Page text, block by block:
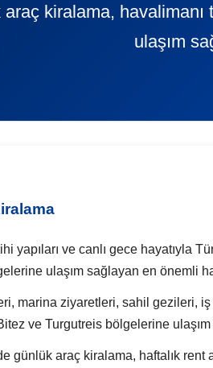
araç kiralama,
ulaşım
yapıları ve canlı gece hayatıyla
ulaşım sağlayan en önemli
marina ziyaretleri, sahil gezileri,
ve Turgutreis bölgelerine
günlük araç kiralama, haftalık